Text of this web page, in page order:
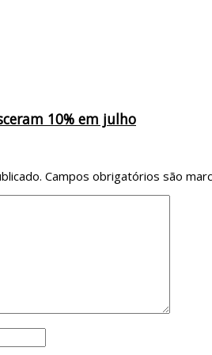
10% em julho
Campos obrigatórios são